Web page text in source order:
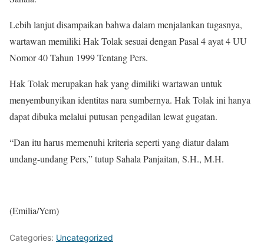
Lebih lanjut disampaikan bahwa dalam menjalankan tugasnya,
wartawan memiliki Hak Tolak sesuai dengan Pasal 4 ayat 4 UU
Nomor 40 Tahun 1999 Tentang Pers.
Hak Tolak merupakan hak yang dimiliki wartawan untuk
menyembunyikan identitas nara sumbernya. Hak Tolak ini hanya
dapat dibuka melalui putusan pengadilan lewat gugatan.
“Dan itu harus memenuhi kriteria seperti yang diatur dalam
undang-undang Pers,” tutup Sahala Panjaitan, S.H., M.H.
(Emilia/Yem)
Categories: Uncategorized